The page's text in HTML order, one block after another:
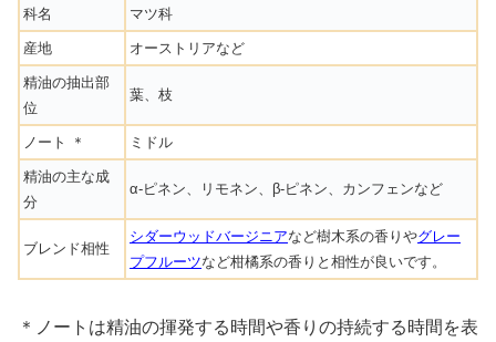
科名 マツ科
産地 オーストリアなど
精油の抽出部
位
葉、枝
ノート ＊ ミドル
精油の主な成
分
α-ピネン、リモネン、β-ピネン、カンフェンなど
ブレンド相性
シダーウッドバージニアなど樹木系の香りやグレー
プフルーツなど柑橘系の香りと相性が良いです。
＊ノートは精油の揮発する時間や香りの持続する時間を表